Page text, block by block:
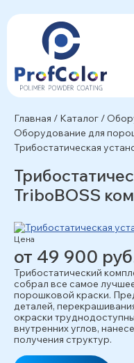
Главная / Каталог /
Оборудование для
Трибостатическая
TriboBOSS
Цена
от 49 900
Трибостатический
собрал все самое
порошковой краски.
деталей,
окраски
внутренних углов,
получения структур.